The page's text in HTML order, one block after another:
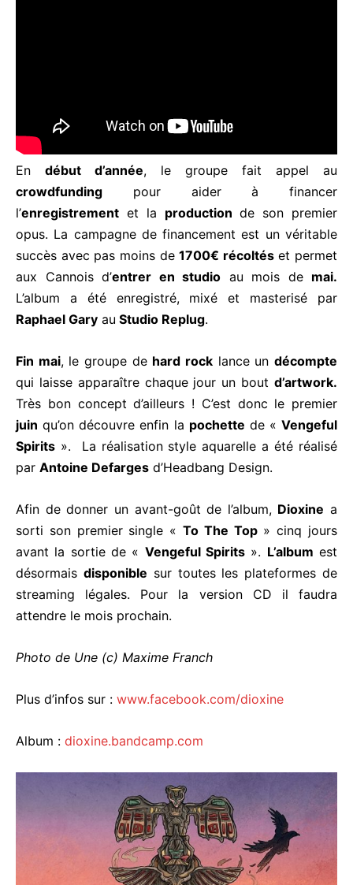
En début d’année, le groupe fait appel au
crowdfunding pour aider à financer
l’enregistrement et la production de son premier
opus. La campagne de financement est un véritable
succès avec pas moins de1700€ récoltéset permet
aux Cannois d’entrer en studio au mois de mai.
L’album a été enregistré, mixé et masterisé par
Raphael Gary au Studio Replug.
Fin mai, le groupe de hard rock lance undécompte
qui laisse apparaître chaque jour un bout d’artwork.
Très bon concept d’ailleurs ! C’est donc le premier
juin qu’on découvre enfin la pochette de « Vengeful
Spirits ». La réalisation style aquarelle a été réalisé
par Antoine Defarges d’Headbang Design.
Afin de donner un avant-goût de l’album, Dioxine a
sorti son premier single « To The Top» cinq jours
avant la sortie de « Vengeful Spirits ». L’album est
désormais disponible sur toutes les plateformes de
streaming légales. Pour la version CD il faudra
attendre le mois prochain.
Photo de Une (c) Maxime Franch
Plus d’infos sur : www.facebook.com/dioxine
Album : dioxine.bandcamp.com